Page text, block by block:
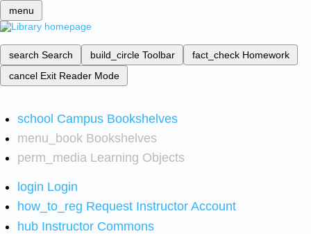
menu
search Search build_circle Toolbar fact_check Homework
cancel Exit Reader Mode
school Campus Bookshelves
menu_book Bookshelves
perm_media Learning Objects
login Login
how_to_reg Request Instructor Account
hub Instructor Commons